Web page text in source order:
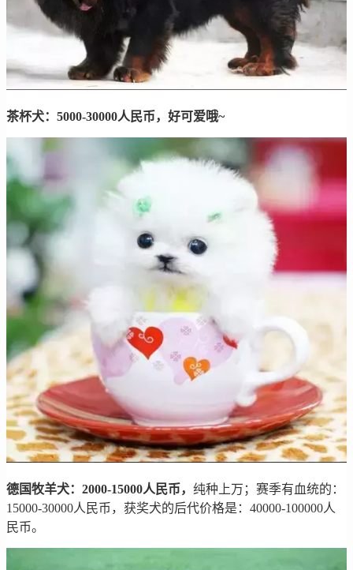
茶杯犬：5000-30000人民币，好可爱哦~
德国牧羊犬：2000-15000人民币， 纯种上万；赛季有血统的：
15000-30000人民币，获奖犬的后代价格是：40000-100000人
民币。